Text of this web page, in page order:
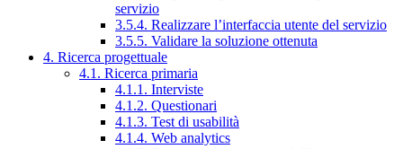
servizio
3.5.4. Realizzare l’interfaccia utente del servizio
3.5.5. Validare la soluzione ottenuta
4. Ricerca progettuale
4.1. Ricerca primaria
4.1.1. Interviste
4.1.2. Questionari
4.1.3. Test di usabilità
4.1.4. Web analytics